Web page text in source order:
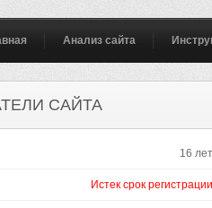
Анализ сайта
САЙТА
16 лет
Истек срок регистрации